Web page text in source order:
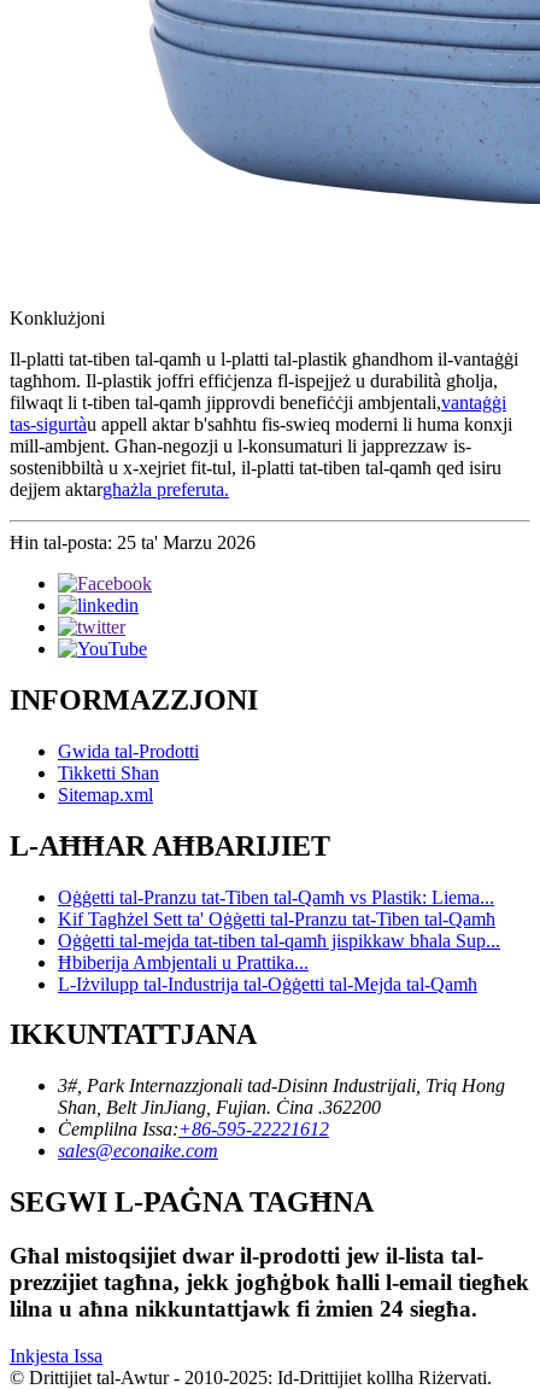
Konklużjoni
Il-platti tat-tiben tal-qamħ u l-platti tal-plastik għandhom il-vantaġġi
tagħhom. Il-plastik joffri effiċjenza fl-ispejjeż u durabilità għolja,
filwaqt li t-tiben tal-qamħ jipprovdi benefiċċji ambjentali,vantaġġi
tas-sigurtàu appell aktar b'saħħtu fis-swieq moderni li huma konxji
mill-ambjent. Għan-negozji u l-konsumaturi li japprezzaw is-
sostenibbiltà u x-xejriet fit-tul, il-platti tat-tiben tal-qamħ qed isiru
dejjem aktargħażla preferuta.
Ħin tal-posta: 25 ta' Marzu 2026
INFORMAZZJONI
Gwida tal-Prodotti
Tikketti Sħan
Sitemap.xml
L-AĦĦAR AĦBARIJIET
Oġġetti tal-Pranzu tat-Tiben tal-Qamħ vs Plastik: Liema...
Kif Tagħżel Sett ta' Oġġetti tal-Pranzu tat-Tiben tal-Qamħ
Oġġetti tal-mejda tat-tiben tal-qamħ jispikkaw bħala Sup...
Ħbiberija Ambjentali u Prattika...
L-Iżvilupp tal-Industrija tal-Oġġetti tal-Mejda tal-Qamħ
IKKUNTATTJANA
3#, Park Internazzjonali tad-Disinn Industrijali, Triq Hong
Shan, Belt JinJiang, Fujian. Ċina .362200
Ċemplilna Issa:+86-595-22221612
sales@econaike.com
SEGWI L-PAĠNA TAGĦNA
Għal mistoqsijiet dwar il-prodotti jew il-lista tal-
prezzijiet tagħna, jekk jogħġbok ħalli l-email tiegħek
lilna u aħna nikkuntattjawk fi żmien 24 siegħa.
Inkjesta Issa
© Drittijiet tal-Awtur - 2010-2025: Id-Drittijiet kollha Riżervati.